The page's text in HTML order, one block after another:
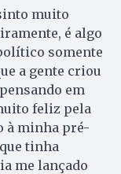
muito
é algo
somente
a gente criou
em
feliz pela
à minha pré-
tinha
me lançado